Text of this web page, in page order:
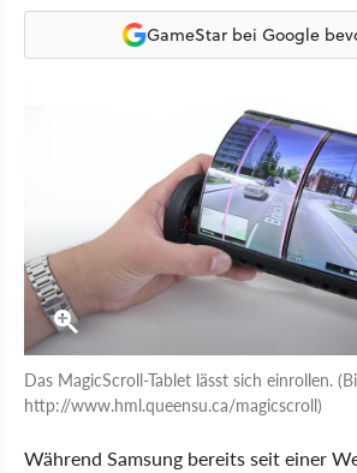
GameStar bei Google
Das MagicScroll-Tablet lässt sich einrollen.
http://www.hml.queensu.ca/magicscroll)
Während Samsung bereits seit einer